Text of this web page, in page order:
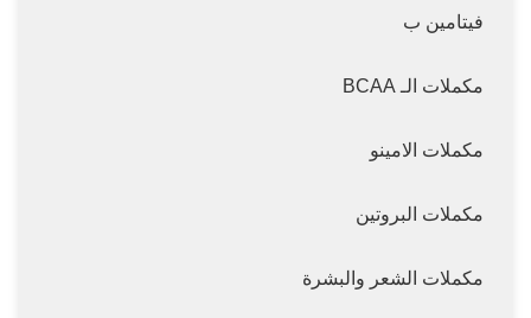
فيتامين ب
مكملات الـ BCAA
مكملات الامينو
مكملات البروتين
مكملات الشعر والبشرة